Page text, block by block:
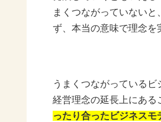
まくつながっていない
ず、本当の意味で理念を
うまくつながっている
経営理念の延長上にある
ったり合ったビジネス